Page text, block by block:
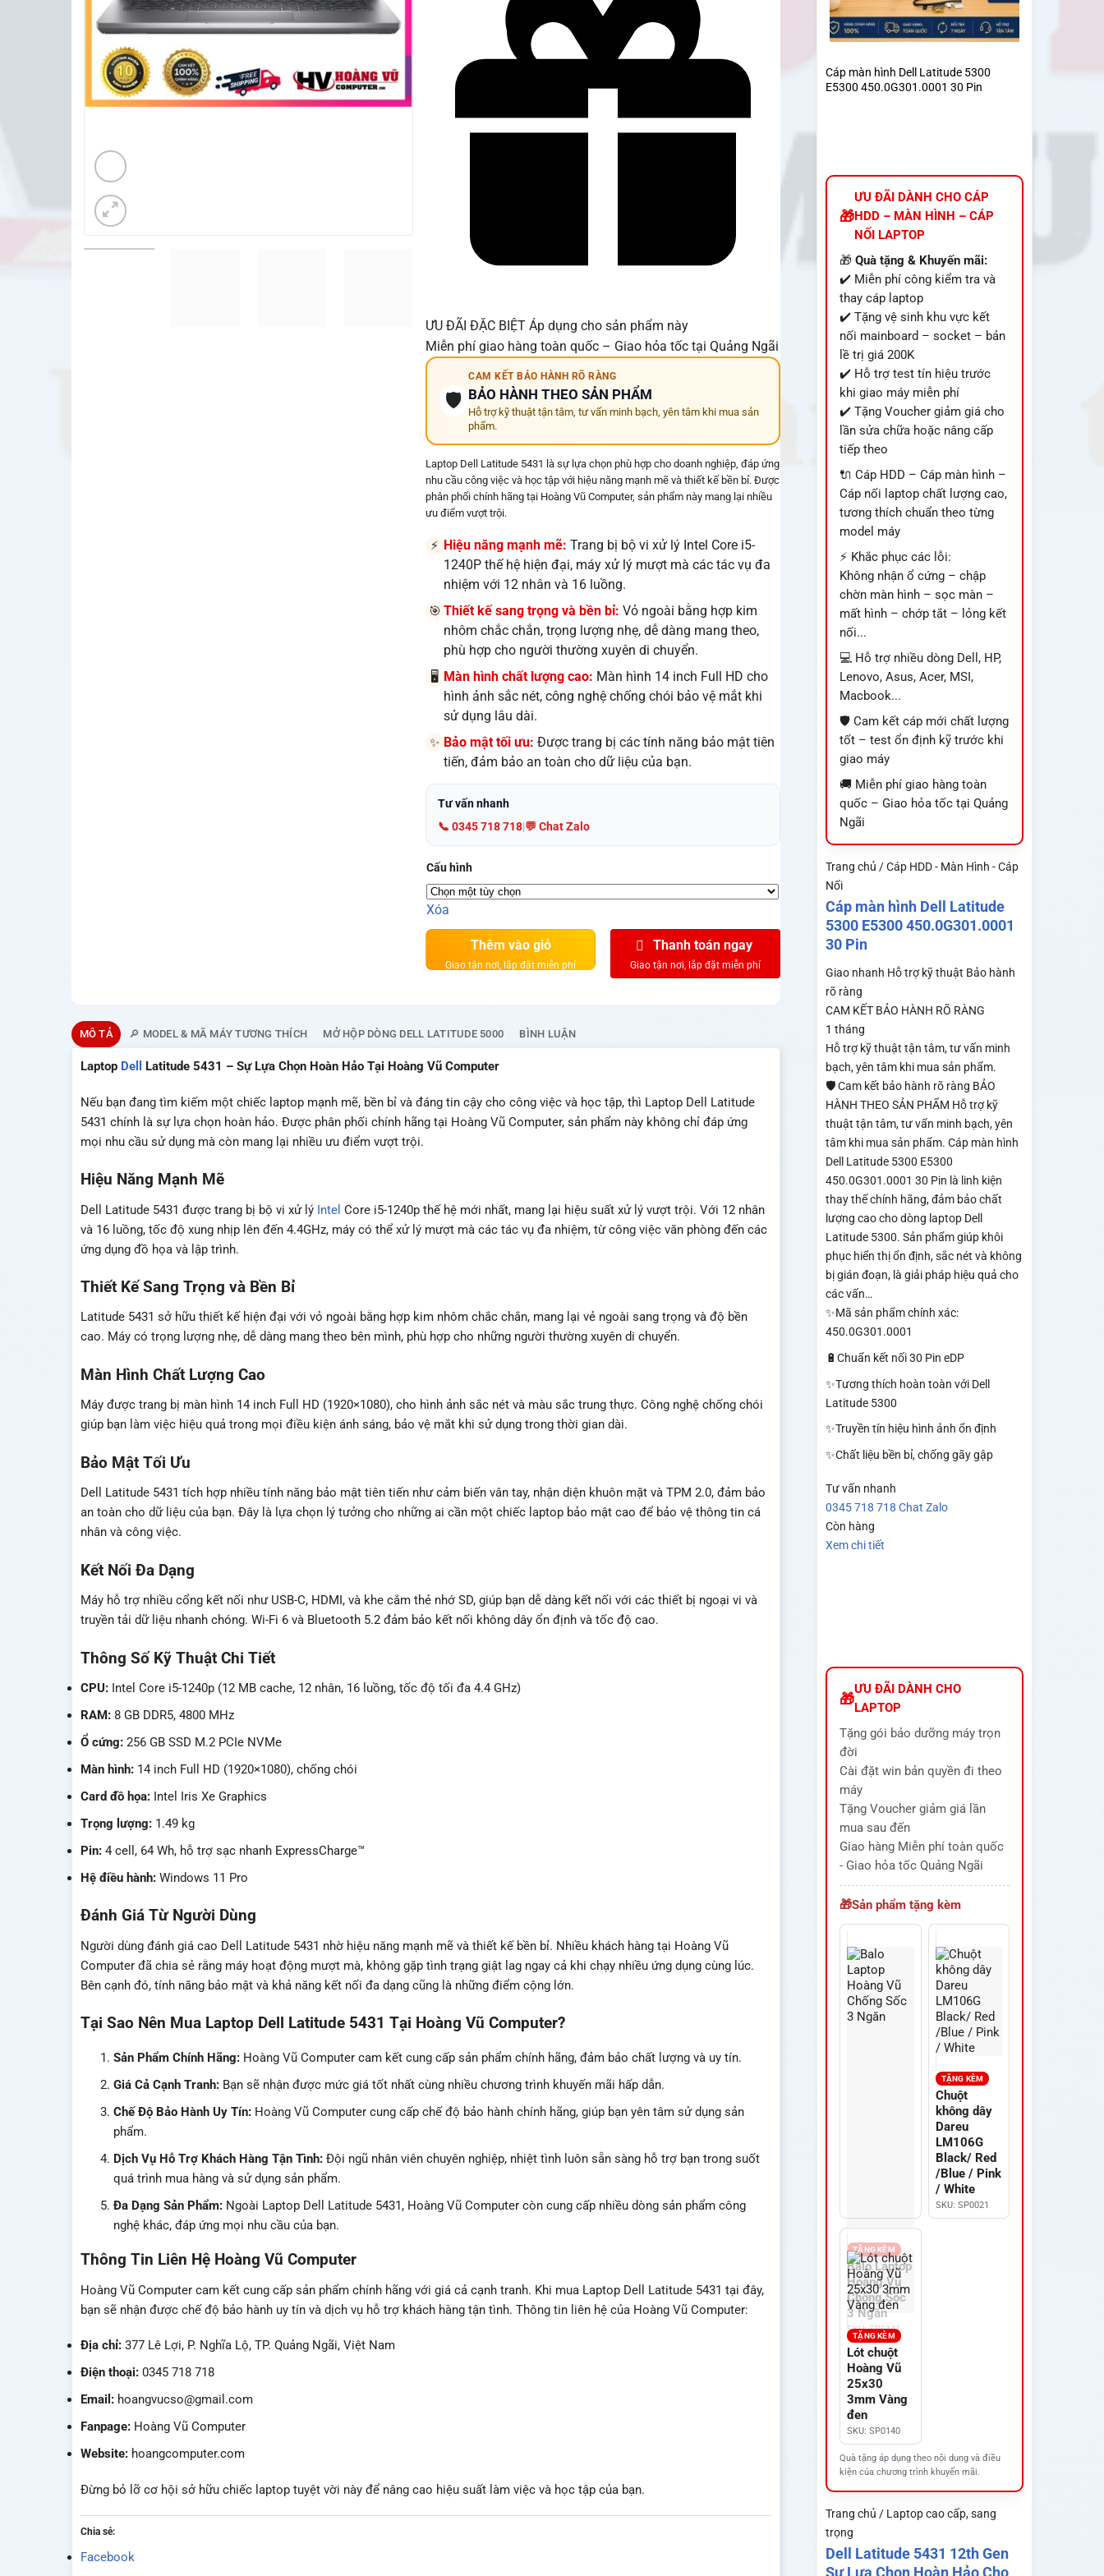
Cáp màn hình Dell Latitude 5300
E5300 450.0G301.0001 30 Pin
ƯU ĐÃI DÀNH CHO CÁP
HDD – MÀN HÌNH – CÁP
NỐI LAPTOP
🎁Quà tặng & Khuyến mãi:
✔️ Miễn phí công kiểm tra và
thay cáp laptop
✔️ Tặng vệ sinh khu vực kết
nối mainboard – socket – bản
lề trị giá 200K
✔️ Hỗ trợ test tín hiệu trước
khi giao máy miễn phí
✔️ Tặng Voucher giảm giá cho
lần sửa chữa hoặc nâng cấp
tiếp theo
🔌 Cáp HDD – Cáp màn hình –
Cáp nối laptop chất lượng cao,
tương thích chuẩn theo từng
model máy
⚡ Khắc phục các lỗi:
Không nhận ổ cứng – chập
chờn màn hình – sọc màn –
mất hình – chớp tắt – lỏng kết
nối...
💻 Hỗ trợ nhiều dòng Dell, HP,
Lenovo, Asus, Acer, MSI,
Macbook...
🛡️ Cam kết cáp mới chất lượng
tốt – test ổn định kỹ trước khi
giao máy
🚚 Miễn phí giao hàng toàn
quốc – Giao hỏa tốc tại Quảng
Ngãi
Trang chủ / Cáp HDD - Màn Hình - Cáp
Nối
Cáp màn hình Dell Latitude
5300 E5300 450.0G301.0001
30 Pin
Giao nhanh Hỗ trợ kỹ thuật Bảo hành
rõ ràng
CAM KẾT BẢO HÀNH RÕ RÀNG
1 tháng
Hỗ trợ kỹ thuật tận tâm, tư vấn minh
bạch, yên tâm khi mua sản phẩm.
🛡️ Cam kết bảo hành rõ ràng BẢO
HÀNH THEO SẢN PHẨM Hỗ trợ kỹ
thuật tận tâm, tư vấn minh bạch, yên
tâm khi mua sản phẩm. Cáp màn hình
Dell Latitude 5300 E5300
450.0G301.0001 30 Pin là linh kiện
thay thế chính hãng, đảm bảo chất
lượng cao cho dòng laptop Dell
Latitude 5300. Sản phẩm giúp khôi
phục hiển thị ổn định, sắc nét và không
bị gián đoạn, là giải pháp hiệu quả cho
các vấn…
✨Mã sản phẩm chính xác:
450.0G301.0001
🔋Chuẩn kết nối 30 Pin eDP
✨Tương thích hoàn toàn với Dell
Latitude 5300
✨Truyền tín hiệu hình ảnh ổn định
✨Chất liệu bền bỉ, chống gãy gập
Tư vấn nhanh
0345 718 718 Chat Zalo
Còn hàng
Xem chi tiết
ƯU ĐÃI DÀNH CHO
LAPTOP
Tặng gói bảo dưỡng máy trọn
đời
Cài đặt win bản quyền đi theo
máy
Tặng Voucher giảm giá lần
mua sau đến
Giao hàng Miễn phí toàn quốc
- Giao hỏa tốc Quảng Ngãi
Sản phẩm tặng kèm
TẶNG KÈM
Balo Laptop
Hoàng Vũ
Chống Sốc
3 Ngăn
SKU: SP0141
TẶNG KÈM
Chuột
không dây
Dareu
LM106G
Black/ Red
/Blue / Pink
/ White
SKU: SP0021
TẶNG KÈM
Lót chuột
Hoàng Vũ
25x30
3mm Vàng
đen
SKU: SP0140
Quà tặng áp dụng theo nội dung và điều
kiện của chương trình khuyến mãi.
Trang chủ / Laptop cao cấp, sang
trọng
Dell Latitude 5431 12th Gen
Sự Lựa Chọn Hoàn Hảo Cho
ƯU ĐÃI ĐẶC BIỆT Áp dụng cho sản phẩm này
Miễn phí giao hàng toàn quốc – Giao hỏa tốc tại Quảng Ngãi
🛡️
CAM KẾT BẢO HÀNH RÕ RÀNG
BẢO HÀNH THEO SẢN PHẨM
Hỗ trợ kỹ thuật tận tâm, tư vấn minh bạch, yên tâm khi mua sản
phẩm.
Laptop Dell Latitude 5431 là sự lựa chọn phù hợp cho doanh nghiệp, đáp ứng
nhu cầu công việc và học tập với hiệu năng mạnh mẽ và thiết kế bền bỉ. Được
phân phối chính hãng tại Hoàng Vũ Computer, sản phẩm này mang lại nhiều
ưu điểm vượt trội.
⚡ Hiệu năng mạnh mẽ: Trang bị bộ vi xử lý Intel Core i5-
1240P thế hệ hiện đại, máy xử lý mượt mà các tác vụ đa
nhiệm với 12 nhân và 16 luồng.
🎯 Thiết kế sang trọng và bền bỉ: Vỏ ngoài bằng hợp kim
nhôm chắc chắn, trọng lượng nhẹ, dễ dàng mang theo,
phù hợp cho người thường xuyên di chuyển.
🖥️ Màn hình chất lượng cao: Màn hình 14 inch Full HD cho
hình ảnh sắc nét, công nghệ chống chói bảo vệ mắt khi
sử dụng lâu dài.
✨ Bảo mật tối ưu: Được trang bị các tính năng bảo mật tiên
tiến, đảm bảo an toàn cho dữ liệu của bạn.
Tư vấn nhanh
📞 0345 718 718|💬 Chat Zalo
Cấu hình
Xóa
Thêm vào giỏ Thanh toán ngay
MÔ TẢ 🔎 MODEL & MÃ MÁY TƯƠNG THÍCH MỞ HỘP DÒNG DELL LATITUDE 5000 BÌNH LUẬN
Laptop Dell Latitude 5431 – Sự Lựa Chọn Hoàn Hảo Tại Hoàng Vũ Computer
Nếu bạn đang tìm kiếm một chiếc laptop mạnh mẽ, bền bỉ và đáng tin cậy cho công việc và học tập, thì Laptop Dell Latitude
5431 chính là sự lựa chọn hoàn hảo. Được phân phối chính hãng tại Hoàng Vũ Computer, sản phẩm này không chỉ đáp ứng
mọi nhu cầu sử dụng mà còn mang lại nhiều ưu điểm vượt trội.
Hiệu Năng Mạnh Mẽ
Dell Latitude 5431 được trang bị bộ vi xử lý Intel Core i5-1240p thế hệ mới nhất, mang lại hiệu suất xử lý vượt trội. Với 12 nhân
và 16 luồng, tốc độ xung nhịp lên đến 4.4GHz, máy có thể xử lý mượt mà các tác vụ đa nhiệm, từ công việc văn phòng đến các
ứng dụng đồ họa và lập trình.
Thiết Kế Sang Trọng và Bền Bỉ
Latitude 5431 sở hữu thiết kế hiện đại với vỏ ngoài bằng hợp kim nhôm chắc chắn, mang lại vẻ ngoài sang trọng và độ bền
cao. Máy có trọng lượng nhẹ, dễ dàng mang theo bên mình, phù hợp cho những người thường xuyên di chuyển.
Màn Hình Chất Lượng Cao
Máy được trang bị màn hình 14 inch Full HD (1920×1080), cho hình ảnh sắc nét và màu sắc trung thực. Công nghệ chống chói
giúp bạn làm việc hiệu quả trong mọi điều kiện ánh sáng, bảo vệ mắt khi sử dụng trong thời gian dài.
Bảo Mật Tối Ưu
Dell Latitude 5431 tích hợp nhiều tính năng bảo mật tiên tiến như cảm biến vân tay, nhận diện khuôn mặt và TPM 2.0, đảm bảo
an toàn cho dữ liệu của bạn. Đây là lựa chọn lý tưởng cho những ai cần một chiếc laptop bảo mật cao để bảo vệ thông tin cá
nhân và công việc.
Kết Nối Đa Dạng
Máy hỗ trợ nhiều cổng kết nối như USB-C, HDMI, và khe cắm thẻ nhớ SD, giúp bạn dễ dàng kết nối với các thiết bị ngoại vi và
truyền tải dữ liệu nhanh chóng. Wi-Fi 6 và Bluetooth 5.2 đảm bảo kết nối không dây ổn định và tốc độ cao.
Thông Số Kỹ Thuật Chi Tiết
CPU: Intel Core i5-1240p (12 MB cache, 12 nhân, 16 luồng, tốc độ tối đa 4.4 GHz)
RAM: 8 GB DDR5, 4800 MHz
Ổ cứng: 256 GB SSD M.2 PCIe NVMe
Màn hình: 14 inch Full HD (1920×1080), chống chói
Card đồ họa: Intel Iris Xe Graphics
Trọng lượng: 1.49 kg
Pin: 4 cell, 64 Wh, hỗ trợ sạc nhanh ExpressCharge™
Hệ điều hành: Windows 11 Pro
Đánh Giá Từ Người Dùng
Người dùng đánh giá cao Dell Latitude 5431 nhờ hiệu năng mạnh mẽ và thiết kế bền bỉ. Nhiều khách hàng tại Hoàng Vũ
Computer đã chia sẻ rằng máy hoạt động mượt mà, không gặp tình trạng giật lag ngay cả khi chạy nhiều ứng dụng cùng lúc.
Bên cạnh đó, tính năng bảo mật và khả năng kết nối đa dạng cũng là những điểm cộng lớn.
Tại Sao Nên Mua Laptop Dell Latitude 5431 Tại Hoàng Vũ Computer?
Sản Phẩm Chính Hãng: Hoàng Vũ Computer cam kết cung cấp sản phẩm chính hãng, đảm bảo chất lượng và uy tín.
Giá Cả Cạnh Tranh: Bạn sẽ nhận được mức giá tốt nhất cùng nhiều chương trình khuyến mãi hấp dẫn.
Chế Độ Bảo Hành Uy Tín: Hoàng Vũ Computer cung cấp chế độ bảo hành chính hãng, giúp bạn yên tâm sử dụng sản
phẩm.
Dịch Vụ Hỗ Trợ Khách Hàng Tận Tình: Đội ngũ nhân viên chuyên nghiệp, nhiệt tình luôn sẵn sàng hỗ trợ bạn trong suốt
quá trình mua hàng và sử dụng sản phẩm.
Đa Dạng Sản Phẩm: Ngoài Laptop Dell Latitude 5431, Hoàng Vũ Computer còn cung cấp nhiều dòng sản phẩm công
nghệ khác, đáp ứng mọi nhu cầu của bạn.
Thông Tin Liên Hệ Hoàng Vũ Computer
Hoàng Vũ Computer cam kết cung cấp sản phẩm chính hãng với giá cả cạnh tranh. Khi mua Laptop Dell Latitude 5431 tại đây,
bạn sẽ nhận được chế độ bảo hành uy tín và dịch vụ hỗ trợ khách hàng tận tình. Thông tin liên hệ của Hoàng Vũ Computer:
Địa chỉ: 377 Lê Lợi, P. Nghĩa Lộ, TP. Quảng Ngãi, Việt Nam
Điện thoại: 0345 718 718
Email: hoangvucso@gmail.com
Fanpage: Hoàng Vũ Computer
Website: hoangcomputer.com
Đừng bỏ lỡ cơ hội sở hữu chiếc laptop tuyệt vời này để nâng cao hiệu suất làm việc và học tập của bạn.
Chia sẻ:
Facebook